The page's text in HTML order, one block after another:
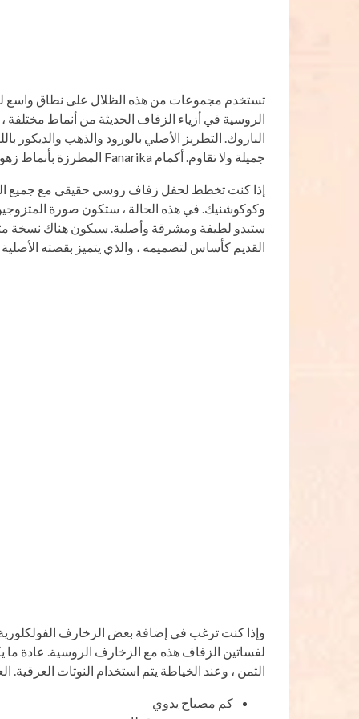
تستخدم مجموعات من هذه الظلال على نطاق واسع
الروسية في أزياء الزفاف الحديثة من أنماط مختلفة
الباروك. التطريز الأصلي بالورود والذهب
جميلة ولا تقاوم. أكمام Fanarika المطرزة بأنماط زهور صغيرة جيدة أيضًا..
إذا كنت تخطط لحفل زفاف روسي حقيقي مع جميع
وكوكوشنيك. في هذه الحالة ، ستكون صورة
ستبدو لطيفة ومشرقة وأصلية. سيكون هناك نسخة
القديم كأساس لتصميمه ، والذي يتميز بقصته
وإذا كنت ترغب في إضافة بعض الزخارف
لفساتين الزفاف هذه مع الزخارف الروسية. عادة ما
الثمن ، وعند الخياطة يتم استخدام النوتات
كم مصباح يدوي